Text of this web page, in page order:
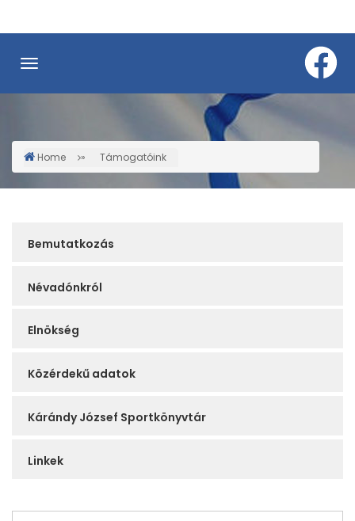
content
Breadcrumb
Home Támogatóink
Service
Sidebar
Bemutatkozás
Névadónkról
Elnökség
Közérdekű adatok
Kárándy József Sportkönyvtár
Linkek